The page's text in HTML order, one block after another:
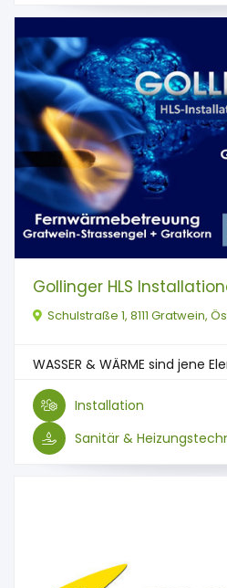
Gollinger HLS
Schulstraße 1, 8111 Gratwein,
WASSER & WÄRME sind jene
Installation
Sanitär &